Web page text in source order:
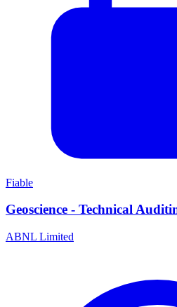
Fiable
Geoscience - Technical
ABNL Limited